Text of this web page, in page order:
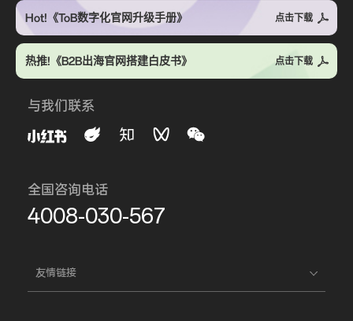
Hot!《ToB数字化官网升级手册》 点击下载
热推!《B2B出海官网搭建白皮书》 点击下载
与我们联系
全国咨询电话
4008-030-567
友情链接